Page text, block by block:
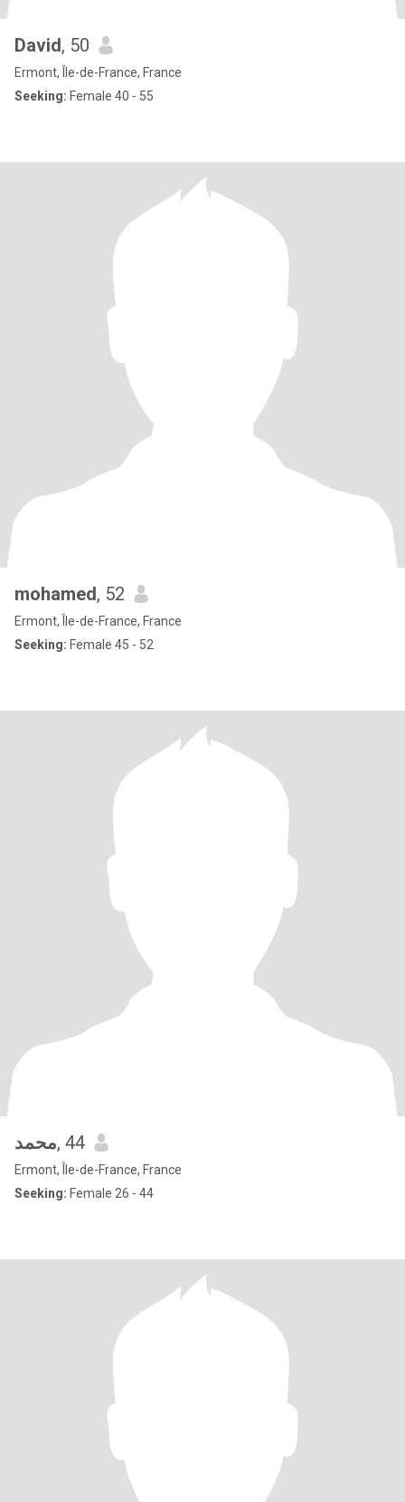
David, 50
Ermont, Île-de-France, France
Seeking: Female 40 - 55
mohamed, 52
Ermont, Île-de-France, France
Seeking: Female 45 - 52
محمد, 44
Ermont, Île-de-France, France
Seeking: Female 26 - 44